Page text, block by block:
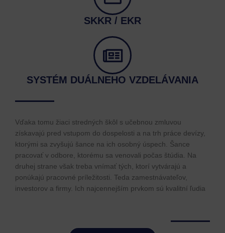
SKKR / EKR
SYSTÉM DUÁLNEHO VZDELÁVANIA
Vďaka tomu žiaci stredných škôl s učebnou zmluvou
získavajú pred vstupom do dospelosti a na trh práce devízy,
ktorými sa zvyšujú šance na ich osobný úspech. Šance
pracovať v odbore, ktorému sa venovali počas štúdia. Na
druhej strane však treba vnímať tých, ktorí vytvárajú a
ponúkajú pracovné príležitosti. Teda zamestnávateľov,
investorov a firmy. Ich najcennejším prvkom sú kvalitní ľudia